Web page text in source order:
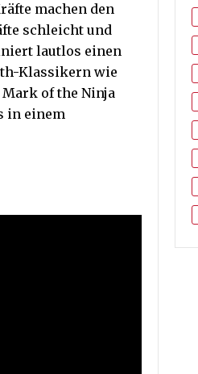
machen den
schleicht und
lautlos einen
Klassikern wie
of the Ninja
in einem